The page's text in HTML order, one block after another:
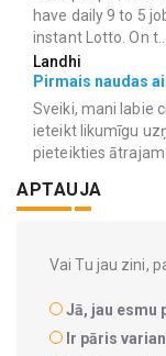
have daily 9 to 5
instant Lotto. On t...
Landhi
Pirmais naudas
Sveiki, mani labie
ieteikt likumīgu
pieteikties ātrajam
APTAUJA
Vai Tu jau zini,
Jā, jau esmu
Ir pāris